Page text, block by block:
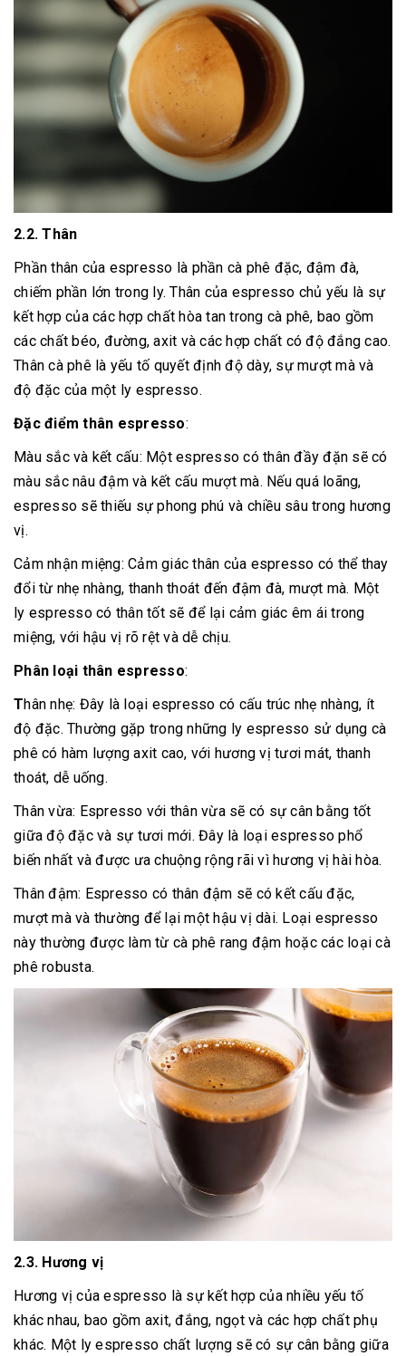
2.2. Thân
Phần thân của espresso là phần cà phê đặc, đậm đà,
chiếm phần lớn trong ly. Thân của espresso chủ yếu là sự
kết hợp của các hợp chất hòa tan trong cà phê, bao gồm
các chất béo, đường, axit và các hợp chất có độ đắng cao.
Thân cà phê là yếu tố quyết định độ dày, sự mượt mà và
độ đặc của một ly espresso.
Đặc điểm thân espresso:
Màu sắc và kết cấu: Một espresso có thân đầy đặn sẽ có
màu sắc nâu đậm và kết cấu mượt mà. Nếu quá loãng,
espresso sẽ thiếu sự phong phú và chiều sâu trong hương
vị.
Cảm nhận miệng: Cảm giác thân của espresso có thể thay
đổi từ nhẹ nhàng, thanh thoát đến đậm đà, mượt mà. Một
ly espresso có thân tốt sẽ để lại cảm giác êm ái trong
miệng, với hậu vị rõ rệt và dễ chịu.
Phân loại thân espresso:
Thân nhẹ: Đây là loại espresso có cấu trúc nhẹ nhàng, ít
độ đặc. Thường gặp trong những ly espresso sử dụng cà
phê có hàm lượng axit cao, với hương vị tươi mát, thanh
thoát, dễ uống.
Thân vừa: Espresso với thân vừa sẽ có sự cân bằng tốt
giữa độ đặc và sự tươi mới. Đây là loại espresso phổ
biến nhất và được ưa chuộng rộng rãi vì hương vị hài hòa.
Thân đậm: Espresso có thân đậm sẽ có kết cấu đặc,
mượt mà và thường để lại một hậu vị dài. Loại espresso
này thường được làm từ cà phê rang đậm hoặc các loại cà
phê robusta.
2.3. Hương vị
Hương vị của espresso là sự kết hợp của nhiều yếu tố
khác nhau, bao gồm axit, đắng, ngọt và các hợp chất phụ
khác. Một ly espresso chất lượng sẽ có sự cân bằng giữa